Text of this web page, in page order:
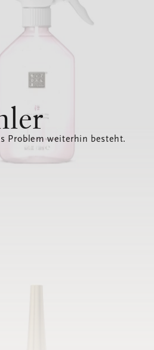
Problem weiterhin besteht.